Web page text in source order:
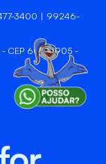
3400 | 99246-
- CEP 60811-905 -